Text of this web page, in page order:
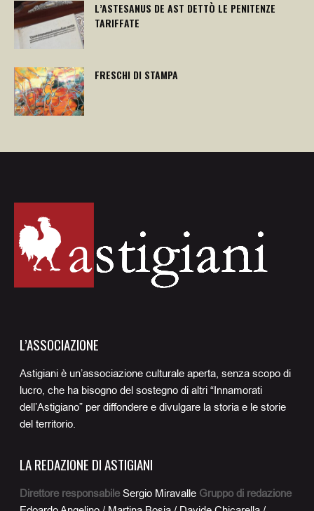
L’ASTESANUS DE AST DETTÒ LE PENITENZE
TARIFFATE
FRESCHI DI STAMPA
L’ASSOCIAZIONE
Astigiani è un’associazione culturale aperta, senza scopo di
lucro, che ha bisogno del sostegno di altri “Innamorati
dell’Astigiano” per diffondere e divulgare la storia e le storie
del territorio.
LA REDAZIONE DI ASTIGIANI
Direttore responsabile Sergio Miravalle Gruppo di redazione